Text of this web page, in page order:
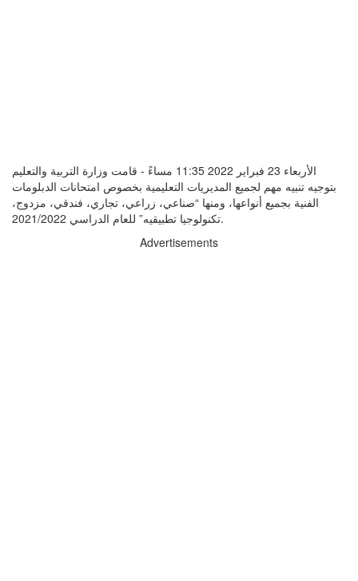
الأربعاء 23 فبراير 2022 11:35 مساءً - قامت وزارة التربية والتعليم
بتوجيه تنبيه مهم لجميع المديريات التعليمية بخصوص امتحانات الدبلومات
الفنية بجميع أنواعها، ومنها “صناعي، زراعي، تجاري، فندقي، مزدوج،
تكنولوجيا تطبيقيه” للعام الدراسي 2021/2022.
Advertisements